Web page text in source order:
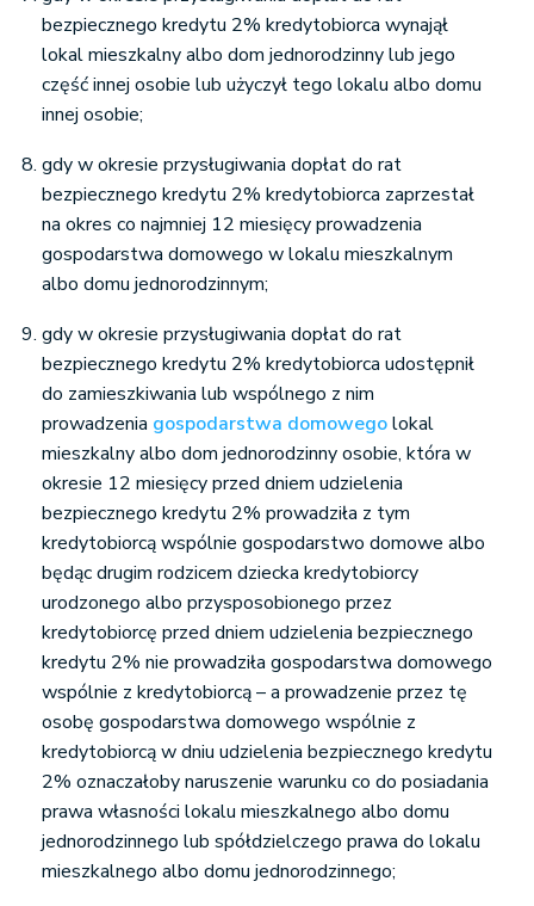
bezpiecznego kredytu 2% kredytobiorca wynajął
lokal mieszkalny albo dom jednorodzinny lub jego
część innej osobie lub użyczył tego lokalu albo domu
innej osobie;
gdy w okresie przysługiwania dopłat do rat
bezpiecznego kredytu 2% kredytobiorca zaprzestał
na okres co najmniej 12 miesięcy prowadzenia
gospodarstwa domowego w lokalu mieszkalnym
albo domu jednorodzinnym;
gdy w okresie przysługiwania dopłat do rat
bezpiecznego kredytu 2% kredytobiorca udostępnił
do zamieszkiwania lub wspólnego z nim
prowadzenia gospodarstwa domowegolokal
mieszkalny albo dom jednorodzinny osobie, która w
okresie 12 miesięcy przed dniem udzielenia
bezpiecznego kredytu 2% prowadziła z tym
kredytobiorcą wspólnie gospodarstwo domowe albo
będąc drugim rodzicem dziecka kredytobiorcy
urodzonego albo przysposobionego przez
kredytobiorcę przed dniem udzielenia bezpiecznego
kredytu 2% nie prowadziła gospodarstwa domowego
wspólnie z kredytobiorcą – a prowadzenie przez tę
osobę gospodarstwa domowego wspólnie z
kredytobiorcą w dniu udzielenia bezpiecznego kredytu
2% oznaczałoby naruszenie warunku co do posiadania
prawa własności lokalu mieszkalnego albo domu
jednorodzinnego lub spółdzielczego prawa do lokalu
mieszkalnego albo domu jednorodzinnego;